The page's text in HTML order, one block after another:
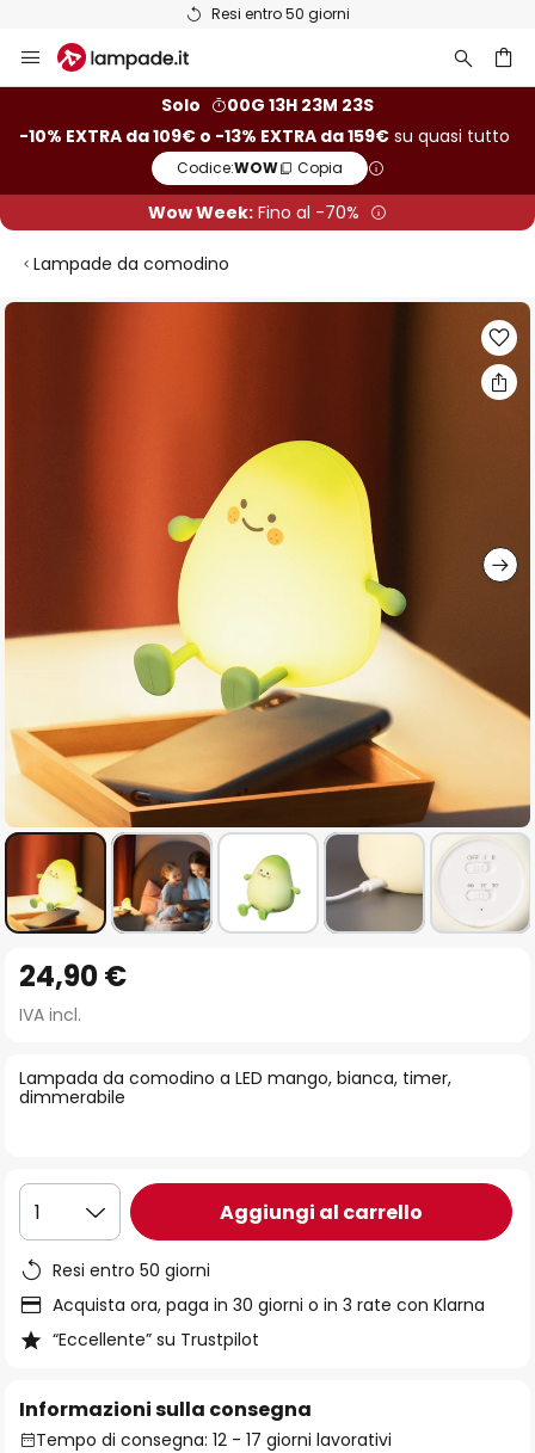
Resi entro 50 giorni
Salta
al
Solo
00G 13H 23M 22S
-10% EXTRA da 109€ o -13% EXTRA da 159€ su quasi tutto
Codice:WOW Copia
Wow Week: Fino al -70%
Lampade da comodino
Vai
all'inizio
della
immagini
Lampada da comodino a LED mango, bianca, timer,
dimmerabile
24,90 €
IVA incl.
1 Aggiungi al carrello
Resi entro 50 giorni
Acquista ora, paga in 30 giorni o in 3 rate con Klarna
“Eccellente” su Trustpilot
Informazioni sulla consegna
Tempo di consegna: 12 - 17 giorni lavorativi